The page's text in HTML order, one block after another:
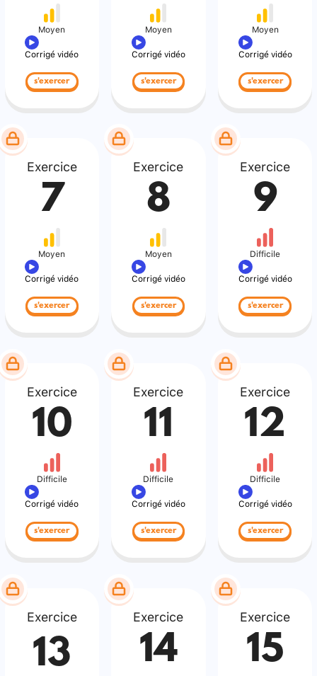
Moyen
Corrigé vidéo
s'exercer
Moyen
Corrigé vidéo
s'exercer
Moyen
Corrigé vidéo
s'exercer
Exercice
7
Moyen
Corrigé vidéo
s'exercer
Exercice
8
Moyen
Corrigé vidéo
s'exercer
Exercice
9
Difficile
Corrigé vidéo
s'exercer
Exercice
10
Difficile
Corrigé vidéo
s'exercer
Exercice
11
Difficile
Corrigé vidéo
s'exercer
Exercice
12
Difficile
Corrigé vidéo
s'exercer
Exercice
13
Exercice
14
Exercice
15